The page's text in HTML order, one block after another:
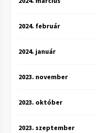
2024. február
2024. január
2023. november
2023. október
2023. szeptember